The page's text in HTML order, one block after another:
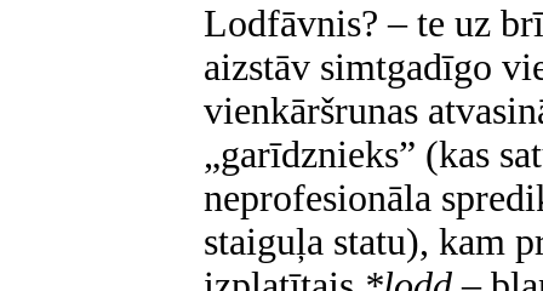
Lodfāvnis? – te uz
aizstāv simtgadīgo
vienkāršrunas
„garīdznieks” (kas
neprofesionāla
staiguļa statu), kam